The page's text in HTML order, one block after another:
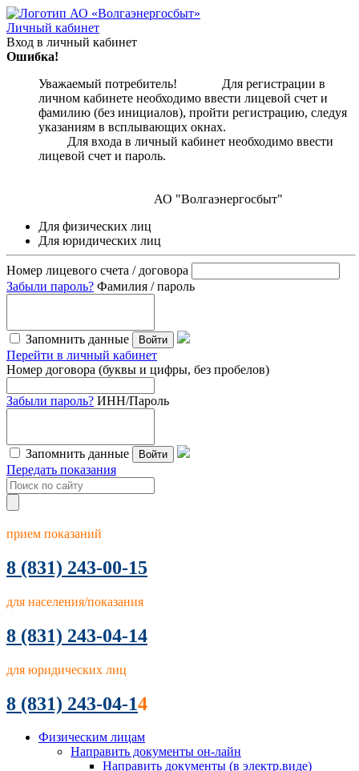
Личный кабинет
Вход в личный кабинет
Ошибка!
Уважаемый потребитель! Для регистрации в
личном кабинете необходимо ввести лицевой счет и
фамилию (без инициалов), пройти регистрацию, следуя
указаниям в всплывающих окнах.
Для входа в личный кабинет необходимо ввести
лицевой счет и пароль.
АО "Волгаэнергосбыт"
Для физических лиц
Для юридических лиц
Номер лицевого счета / договора
Забыли пароль? Фамилия / пароль
Запомнить данные Войти
Перейти в личный кабинет
Номер договора (буквы и цифры, без пробелов)
Забыли пароль? ИНН/Пароль
Запомнить данные Войти
Передать показания
прием показаний
8 (831) 243-00-15
для населения/показания
8 (831) 243-04-14
для юридических лиц
8 (831) 243-04-14
Физическим лицам
Направить документы он-лайн
Направить документы (в электр.виде)